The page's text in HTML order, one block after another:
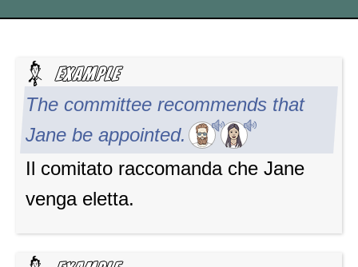
The committee recommends that
Jane be appointed.
Il comitato raccomanda che Jane
venga eletta.